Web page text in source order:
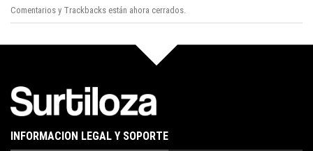
Comentarios y Trackbacks están ahora cerrados.
INFORMACION LEGAL Y SOPORTE